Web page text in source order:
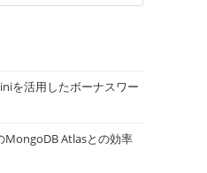
を活用したボーナスワー
Atlasとの効率